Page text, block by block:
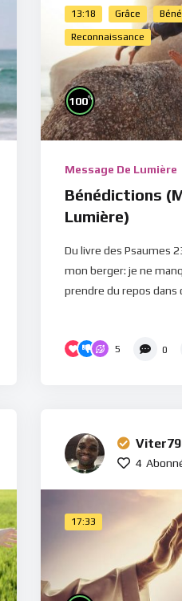
13:18 Grâce
Reconnaissance
100%
Message De Lumière
Bénédictions
Lumière)
Du livre des Psaumes
mon berger: je ne
prendre du repos dans
5 0
4
17:33